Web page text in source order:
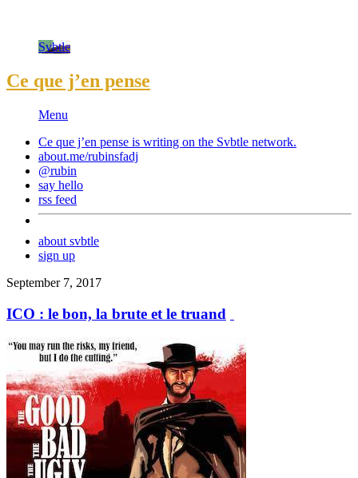
Svbtle
Ce que j’en pense
Menu
Ce que j’en pense is writing on the Svbtle network.
about.me/rubinsfadj
@rubin
say hello
rss feed
about svbtle
sign up
September 7, 2017
ICO : le bon, la brute et le truand